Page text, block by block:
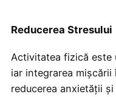
Reducerea Stresului
Activitatea fizică este
iar integrarea
reducerea anxietății